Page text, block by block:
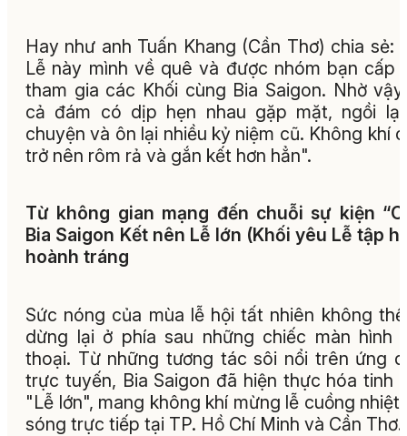
Hay như anh Tuấn Khang (Cần Thơ) chia sẻ:
Lễ này mình về quê và được nhóm bạn cấp
tham gia các Khối cùng Bia Saigon. Nhờ
cả đám có dịp hẹn nhau gặp mặt, ngồi
chuyện và ôn lại nhiều kỷ niệm cũ. Không khí
trở nên rôm rả và gắn kết hơn hẳn".
Từ không gian mạng đến chuỗi sự kiện
Bia Saigon Kết nên Lễ lớn (Khối yêu Lễ tập
hoành tráng
Sức nóng của mùa lễ hội tất nhiên không
dừng lại ở phía sau những chiếc màn hình
thoại. Từ những tương tác sôi nổi trên ứng
trực tuyến, Bia Saigon đã hiện thực hóa tinh
"Lễ lớn", mang không khí mừng lễ cuồng nhiệt
sóng trực tiếp tại TP. Hồ Chí Minh và Cần Thơ.